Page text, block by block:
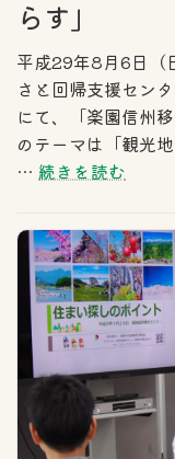
らす」
平成29年8月6日（
さと回帰支援セン
にて、「楽園信州
のテーマは「観光
… 続きを読む